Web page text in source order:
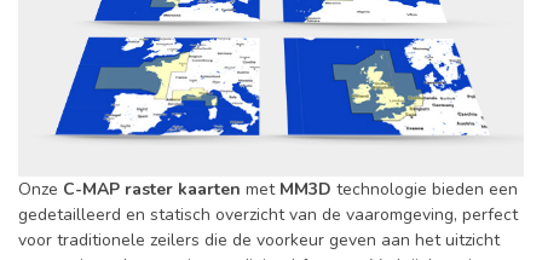
Onze C-MAP raster kaarten met MM3D technologie bieden een
gedetailleerd en statisch overzicht van de vaaromgeving, perfect
voor traditionele zeilers die de voorkeur geven aan het uitzicht